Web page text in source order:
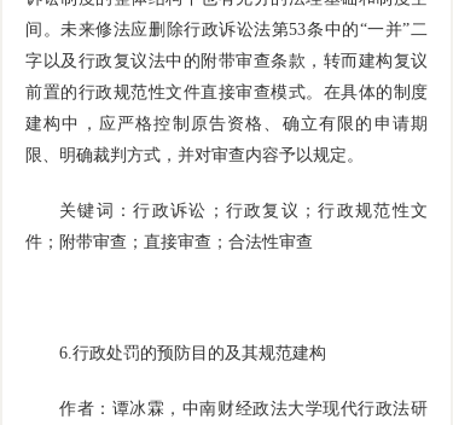
间。未来修法应删除行政诉讼法第53条中的“一并”二
字以及行政复议法中的附带审查条款，转而建构复议
前置的行政规范性文件直接审查模式。在具体的制度
建构中，应严格控制原告资格、确立有限的申请期
限、明确裁判方式，并对审查内容予以规定。
关键词：行政诉讼；行政复议；行政规范性文
件；附带审查；直接审查；合法性审查
6.行政处罚的预防目的及其规范建构
作者：谭冰霖，中南财经政法大学现代行政法研